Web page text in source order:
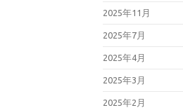
2025年11月
2025年7月
2025年4月
2025年3月
2025年2月